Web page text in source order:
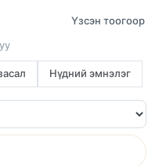
Нүдний эмнэлэг